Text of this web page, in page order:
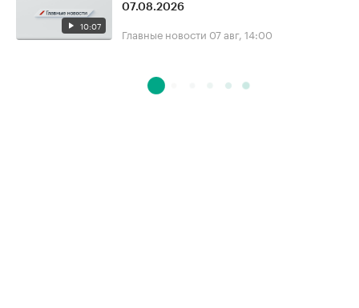
10:07
07.08.2026
Главные новости 07 авг, 14:00